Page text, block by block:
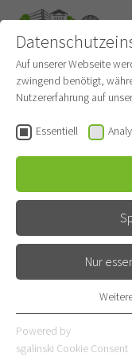
DIAGNOSTISCHE UND
RADIOLOGIE MIT
Auf unserer Webseite
zwingend benötigt,
Nutzererfahrung auf
Essentiell
Nur
Essentielle Cookies
Webseite benötigt.
Powered by
sgalinski Cookie Consent